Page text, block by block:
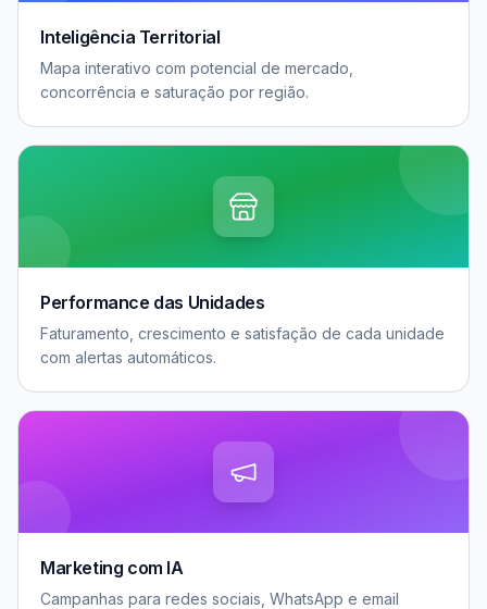
Inteligência Territorial
Mapa interativo com potencial de mercado,
concorrência e saturação por região.
Performance das Unidades
Faturamento, crescimento e satisfação de cada unidade
com alertas automáticos.
Marketing com IA
Campanhas para redes sociais, WhatsApp e email